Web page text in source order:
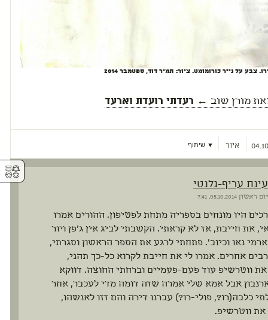
צבע על נייר כורומומט. ציור: תמיר דוד, ספטמבר 2014
מורן שוב ← רעדתי רועדת וארעד
איור ▼ שיתוף
עינת עריף-גלנטי
יום ראשון
היו מונחים בספריה מתחת לפטיפון. ההורים אמרו
את חייבת, אז לא קראתי. הקשבתי לביג אין ג'פן ויור
נאו וכיוב'. פתחתי לרגע את הספר הראשון וסגרתי,
אחרים. אמרו לי את חייבת לקרוא כל-כך תהני,
ווטרשיפ עוד פעם-פעמיים וברחתי החוצה. דווקא
אבל אמא שלי אמרה שזה דומה מדי לעכבר, אחר
כלבה(רו?, פולי-רו?) עברנו דירה והם זזו לאנשהו,
ווטרשיפ.
⚥︎